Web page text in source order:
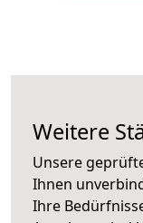
Weitere
Unsere
Ihnen
Ihre